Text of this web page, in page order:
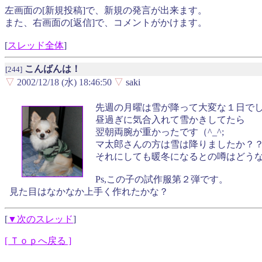
左画面の[新規投稿]で、新規の発言が出来ます。
また、右画面の[返信]で、コメントがかけます。
[スレッド全体]
[244] こんばんは！
▽ 2002/12/18 (水) 18:46:50 ▽ saki
先週の月曜は雪が降って大変な１日でし
昼過ぎに気合入れて雪かきしてたら
翌朝両腕が重かったです（^_^;
マ太郎さんの方は雪は降りましたか？
それにしても暖冬になるとの噂はどう
Ps,この子の試作服第２弾です。
見た目はなかなか上手く作れたかな？
[▼次のスレッド]
[ Ｔｏｐへ戻る ]